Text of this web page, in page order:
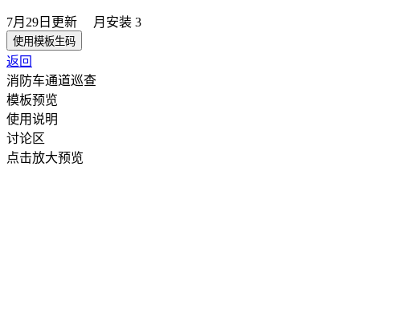
7月29日 更新 月安装 3
使用模板生码
返回
消防车通道巡查
模板预览
使用说明
讨论区
点击放大预览